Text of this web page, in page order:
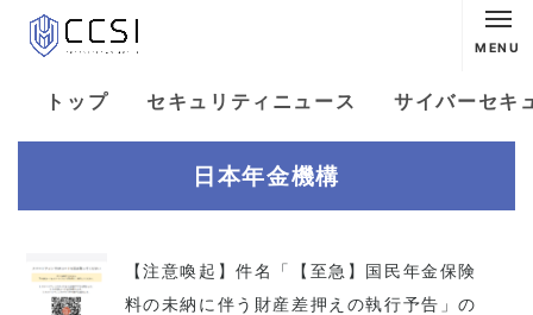
MENU
トップ セキュリティニュース サイバーセキ
日本年金機構
【注意喚起】件名「【至急】国民年金保険
料の未納に伴う財産差押えの執行予告」の